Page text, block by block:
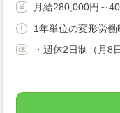
月給280,000円～
1年単位の変形労働
・週休2日制（月8